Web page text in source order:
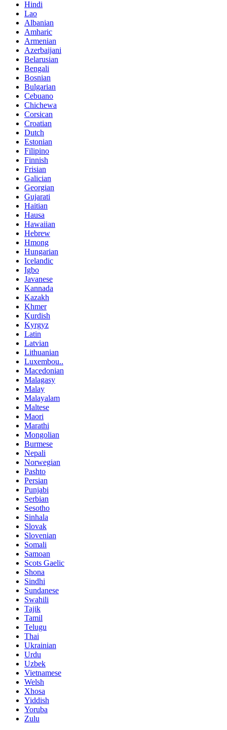
Hindi
Lao
Albanian
Amharic
Armenian
Azerbaijani
Belarusian
Bengali
Bosnian
Bulgarian
Cebuano
Chichewa
Corsican
Croatian
Dutch
Estonian
Filipino
Finnish
Frisian
Galician
Georgian
Gujarati
Haitian
Hausa
Hawaiian
Hebrew
Hmong
Hungarian
Icelandic
Igbo
Javanese
Kannada
Kazakh
Khmer
Kurdish
Kyrgyz
Latin
Latvian
Lithuanian
Luxembou..
Macedonian
Malagasy
Malay
Malayalam
Maltese
Maori
Marathi
Mongolian
Burmese
Nepali
Norwegian
Pashto
Persian
Punjabi
Serbian
Sesotho
Sinhala
Slovak
Slovenian
Somali
Samoan
Scots Gaelic
Shona
Sindhi
Sundanese
Swahili
Tajik
Tamil
Telugu
Thai
Ukrainian
Urdu
Uzbek
Vietnamese
Welsh
Xhosa
Yiddish
Yoruba
Zulu